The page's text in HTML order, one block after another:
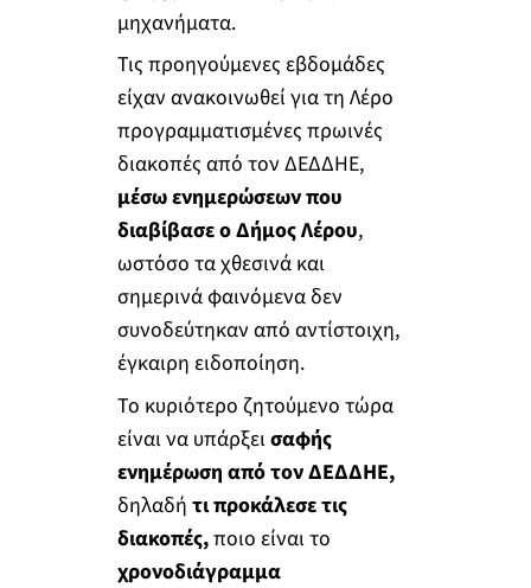
μηχανήματα.
Τις προηγούμενες εβδομάδες
είχαν ανακοινωθεί για τη Λέρο
προγραμματισμένες πρωινές
διακοπές από τον ΔΕΔΔΗΕ,
μέσω ενημερώσεων που
διαβίβασε ο Δήμος Λέρου,
ωστόσο τα χθεσινά και
σημερινά φαινόμενα δεν
συνοδεύτηκαν από αντίστοιχη,
έγκαιρη ειδοποίηση.
Το κυριότερο ζητούμενο τώρα
είναι να υπάρξεισαφής
ενημέρωση από τον ΔΕΔΔΗΕ,
δηλαδή τι προκάλεσε τις
διακοπές,ποιο είναι το
χρονοδιάγραμμα